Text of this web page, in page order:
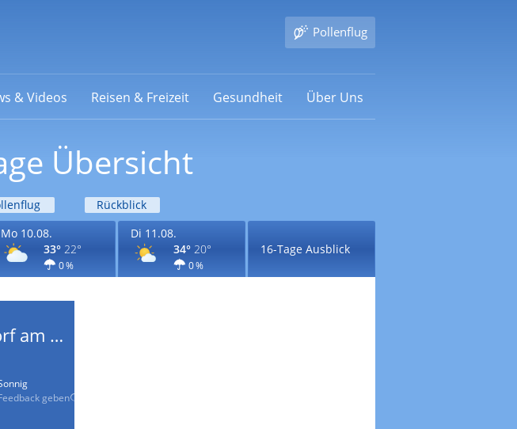
Pollenflug
& Videos Reisen & Freizeit Gesundheit Über Uns
Übersicht
Rückblick
Mo 10.08.
33° 22°
0 %
Di 11.08.
34° 20°
0 %
16-Tage Ausblick
Goßmannsdorf am Main
geben